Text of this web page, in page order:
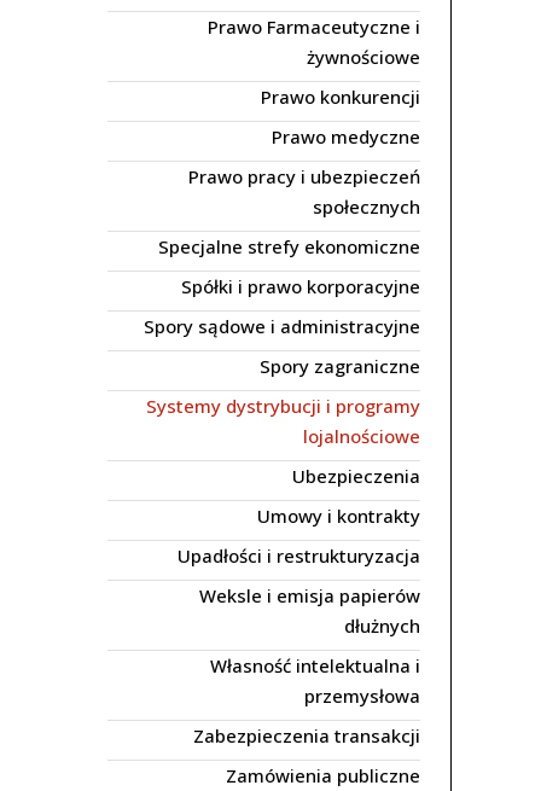
Prawo Farmaceutyczne i
żywnościowe
Prawo konkurencji
Prawo medyczne
Prawo pracy i ubezpieczeń
społecznych
Specjalne strefy ekonomiczne
Spółki i prawo korporacyjne
Spory sądowe i administracyjne
Spory zagraniczne
Systemy dystrybucji i programy
lojalnościowe
Ubezpieczenia
Umowy i kontrakty
Upadłości i restrukturyzacja
Weksle i emisja papierów
dłużnych
Własność intelektualna i
przemysłowa
Zabezpieczenia transakcji
Zamówienia publiczne